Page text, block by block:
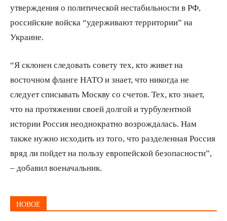
утверждения о политической нестабильности в РФ,
российские войска “удерживают территории” на
Украине.
“Я склонен следовать совету тех, кто живет на
восточном фланге НАТО и знает, что никогда не
следует списывать Москву со счетов. Тех, кто знает,
что на протяжении своей долгой и турбулентной
истории Россия неоднократно возрождалась. Нам
также нужно исходить из того, что разделенная Россия
вряд ли пойдет на пользу европейской безопасности”,
– добавил военачальник.
НОВОЕ